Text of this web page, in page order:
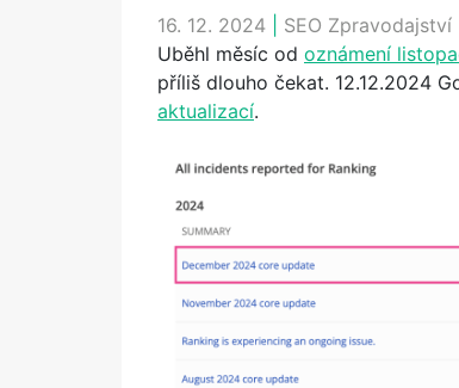
16. 12. 2024 SEO Zpravodajství
Uběhl měsíc od oznámení
příliš dlouho čekat. 12.12.2024
aktualizací.